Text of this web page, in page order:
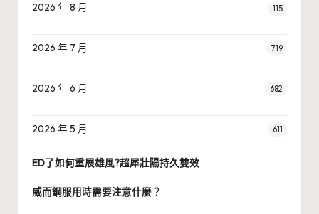
2026 年 8 月 115
2026 年 7 月 719
2026 年 6 月 682
2026 年 5 月 611
ED了如何重展雄風?超犀壯陽持久雙效
威而鋼服用時需要注意什麼？